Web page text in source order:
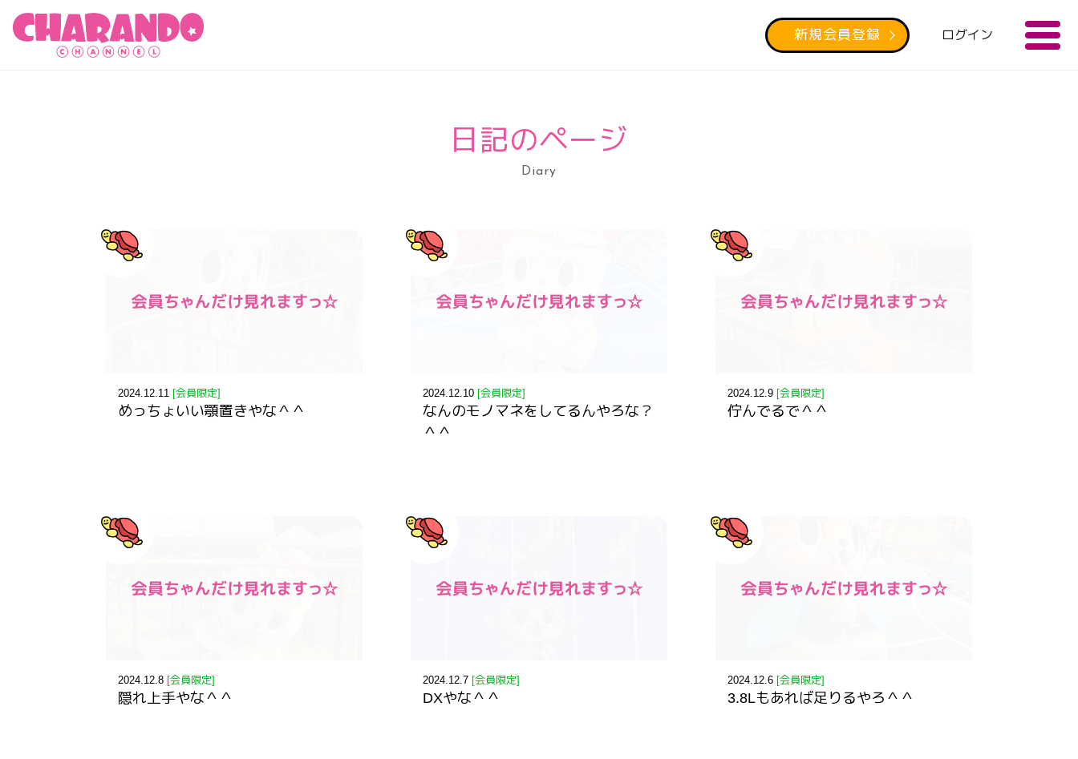
ログイン
新規会員登録
日記のページ
Diary
2024.12.11 [会員限定]
めっちょいい顎置きやな＾＾
2024.12.10 [会員限定]
なんのモノマネをしてるんやろな？
＾＾
2024.12.9 [会員限定]
佇んでるで＾＾
2024.12.8 [会員限定]
隠れ上手やな＾＾
2024.12.7 [会員限定]
DXやな＾＾
2024.12.6 [会員限定]
3.8Lもあれば足りるやろ＾＾